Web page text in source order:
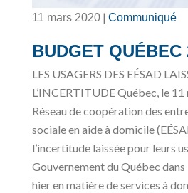
11 mars 2020 | Communiqué
BUDGET QUÉBEC
LES USAGERS DES EÉSAD
L’INCERTITUDE Québec, le 11
Réseau de coopération des
sociale en aide à domicile
l’incertitude laissée pour leurs
Gouvernement du Québec
hier en matière de services à